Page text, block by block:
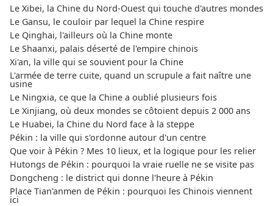
Le Xibei, la Chine du Nord-Ouest qui touche d'autres mondes
Le Gansu, le couloir par lequel la Chine respire
Le Qinghai, l'ailleurs où la Chine monte
Le Shaanxi, palais déserté de l'empire chinois
Xi'an, la ville qui se souvient pour la Chine
L'armée de terre cuite, quand un scrupule a fait naître une
usine
Le Ningxia, ce que la Chine a oublié plusieurs fois
Le Xinjiang, où deux mondes se côtoient depuis 2 000 ans
Le Huabei, la Chine du Nord face à la steppe
Pékin : la ville qui s'ordonne autour d'un centre
Que voir à Pékin ? Mes 10 lieux, et la logique pour les relier
Hutongs de Pékin : pourquoi la vraie ruelle ne se visite pas
Dongcheng : le district qui donne l'heure à Pékin
Place Tian'anmen de Pékin : pourquoi les Chinois viennent
ici